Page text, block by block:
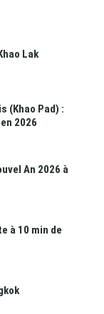
Lak
(Khao Pad) :
2026
An 2026 à
à 10 min de